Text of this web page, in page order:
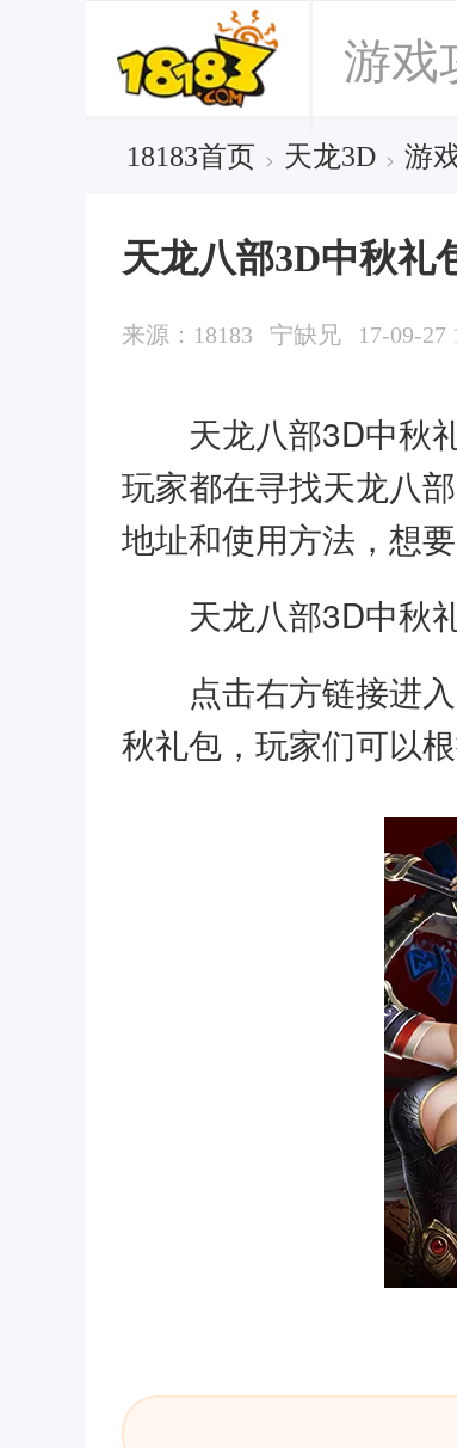
游戏
18183首页 > 天龙3D > 游
天龙八部3D中秋礼
来源：18183 宁缺兄 17-09-27
天龙八部3D中秋
玩家都在寻找天龙八
地址和使用方法，想
天龙八部3D中秋
点击右方链接进
秋礼包，玩家们可以